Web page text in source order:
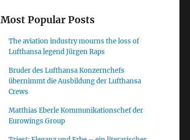
Most Popular Posts
The aviation industry mourns the loss of
Lufthansa legend Jürgen Raps
Bruder des Lufthansa Konzernchefs
übernimmt die Ausbildung der Lufthansa
Crews
Matthias Eberle Kommunikationschef der
Eurowings Group